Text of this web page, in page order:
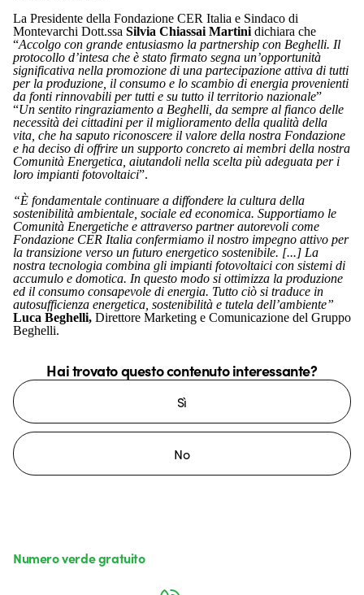
La Presidente della Fondazione CER Italia e Sindaco di
Montevarchi Dott.ssa Silvia Chiassai Martini dichiara che
“Accolgo con grande entusiasmo la partnership con Beghelli. Il
protocollo d’intesa che è stato firmato segna un’opportunità
significativa nella promozione di una partecipazione attiva di tutti
per la produzione, il consumo e lo scambio di energia provenienti
da fonti rinnovabili per tutti e su tutto il territorio nazionale”
“Un sentito ringraziamento a Beghelli, da sempre al fianco delle
necessità dei cittadini per il miglioramento della qualità della
vita, che ha saputo riconoscere il valore della nostra Fondazione
e ha deciso di offrire un supporto concreto ai membri della nostra
Comunità Energetica, aiutandoli nella scelta più adeguata per i
loro impianti fotovoltaici”.
“È fondamentale continuare a diffondere la cultura della
sostenibilità ambientale, sociale ed economica. Supportiamo le
Comunità Energetiche e attraverso partner autorevoli come
Fondazione CER Italia confermiamo il nostro impegno attivo per
la transizione verso un futuro energetico sostenibile. [...] La
nostra tecnologia combina gli impianti fotovoltaici con sistemi di
accumulo e domotica. In questo modo si ottimizza la produzione
ed il consumo consapevole di energia. Tutto ciò si traduce in
autosufficienza energetica, sostenibilità e tutela dell’ambiente”
Luca Beghelli, Direttore Marketing e Comunicazione del Gruppo
Beghelli.
Hai trovato questo contenuto interessante?
Sì
No
Numero verde gratuito